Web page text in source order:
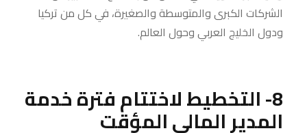
الشركات الكبرى والمتوسطة والصغيرة، في كل من تركيا
ودول الخليج العربي وحول العالم.
8- التخطيط لاختتام فترة خدمة
المدير المالي المؤقت